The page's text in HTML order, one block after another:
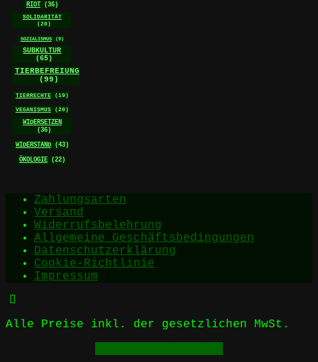
RIOT (36)
SOLIDARITÄT
(20)
SOZIALISMUS (9)
SUBKULTUR
(65)
TIERBEFREIUNG
(99)
TIERRECHTE (19)
VEGANISMUS (20)
WIDERSETZEN
(36)
WIDERSTAND (43)
ÖKOLOGIE (22)
Zahlungsarten
Versand
Widerrufsbelehrung
Allgemeine Geschäftsbedingungen
Datenschutzerklärung
Cookie-Richtlinie
Impressum
Alle Preise inkl. der gesetzlichen MwSt.